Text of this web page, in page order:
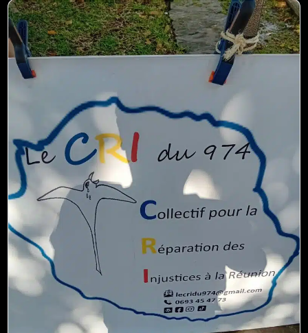
fondateur, Romain Laude […]